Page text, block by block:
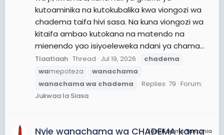
kutoaminika na kutokubalika kwa viongozi wa
chadema taifa hivi sasa. Na kuna viongozi wa
kitaifa ambao kutokana na matendo na
mienendo yao isiyoeleweka ndani ya chama...
Tlaatlaah Thread Jul 19, 2026
chadema
wamepoteza
wanachama
wanachama wa chadema Replies: 79 Forum:
Jukwaa la Siasa
JamiiForums Tanzania
Nyie wanachama wa CHADEMA kama